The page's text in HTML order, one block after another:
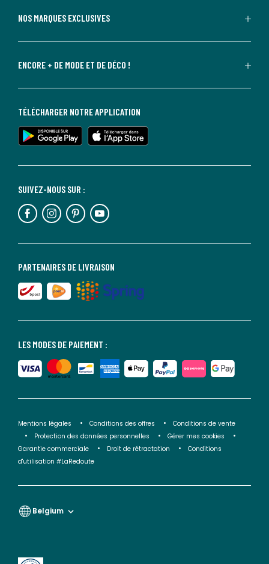
NOS MARQUES EXCLUSIVES
ENCORE + DE MODE ET DE DÉCO !
LES MODES DE PAIEMENT :
PARTENAIRES DE LIVRAISON
SUIVEZ-NOUS SUR :
TÉLÉCHARGER NOTRE APPLICATION
Mentions légales Conditions des offres
Conditions de vente
Protection des données personnelles
Gérer mes cookies
Garantie commerciale
Droit de rétractation
Conditions
d'utilisation #LaRedoute
Belgium